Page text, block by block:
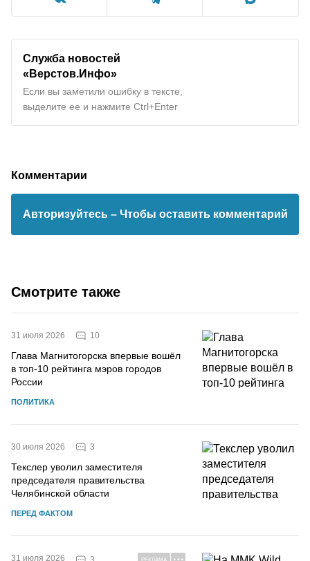
Служба новостей
«Верстов.Инфо»
Если вы заметили ошибку в тексте,
выделите ее и нажмите Ctrl+Enter
Комментарии
Авторизуйтесь – Чтобы оставить комментарий
Смотрите также
31 июля 2026 10
Глава Магнитогорска впервые вошёл
в топ-10 рейтинга мэров городов
России
ПОЛИТИКА
30 июля 2026 3
Текслер уволил заместителя
председателя правительства
Челябинской области
ПЕРЕД ФАКТОМ
31 июля 2026